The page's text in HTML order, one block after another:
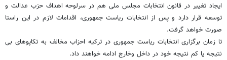
ایجاد تغییر در قانون انتخابات مجلس ملی هم در سرلوحه اهداف حزب عدالت و
توسعه قرار دارد و پس از انتخابات ریاست جمهوری، اقدامات لازم در این راستا
صورت خواهد گرفت.
تا زمان برگزاری انتخابات ریاست جمهوری در ترکیه احزاب مخالف به تکاپوهای بی
نتیجه یا کم نتیجه خود در داخل وخارج ادامه خواهند داد.